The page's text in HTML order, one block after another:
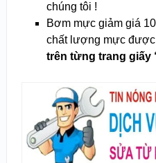
chúng tôi !
Bơm mực giảm giá
chất lượng mực được
trên từng trang giấy